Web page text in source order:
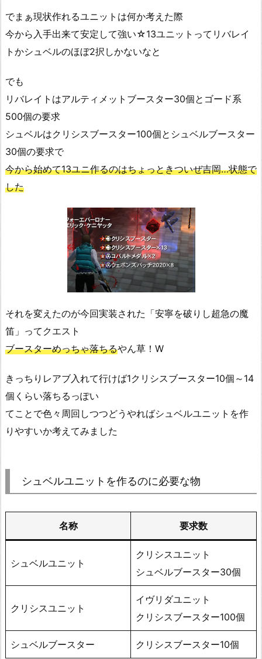
でまぁ現状作れるユニットは何か考えた際
今から入手出来て安定して強い☆13ユニットってリバレイ
トかシュベルのほぼ2択しかないなと
でも
リバレイトはアルティメットブースター30個とゴード系
500個の要求
シュベルはクリシスブースター100個とシュベルブースター
30個の要求で
今から始めて13ユニ作るのはちょっときついぜ吉岡…状態で
した
それを変えたのが今回実装された「安寧を破りし超急の魔
笛」ってクエスト
ブースターめっちゃ落ちるやん草！W
きっちりレアブ入れて行けば1クリシスブースター10個～14
個くらい落ちるっぽい
てことで色々周回しつつどうやればシュベルユニットを作
りやすいか考えてみました
シュベルユニットを作るのに必要な物
名称 要求数
シュベルユニット
クリシスユニット
シュベルブースター30個
クリシスユニット
イヴリダユニット
クリシスブースター100個
シュベルブースター クリシスブースター10個